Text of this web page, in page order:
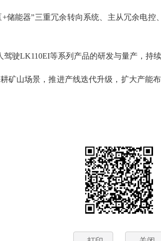
能器”三重冗余转向系统、主从冗余电控
LK110EI等系列产品的研发与量产，持续
山场景，推进产线迭代升级，扩大产能